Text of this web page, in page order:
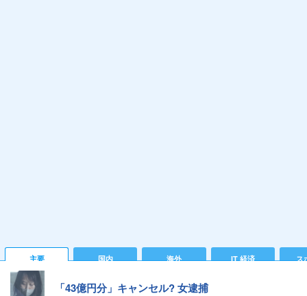
主要 国内 海外 IT 経済 ス
「43億円分」キャンセル? 女逮捕